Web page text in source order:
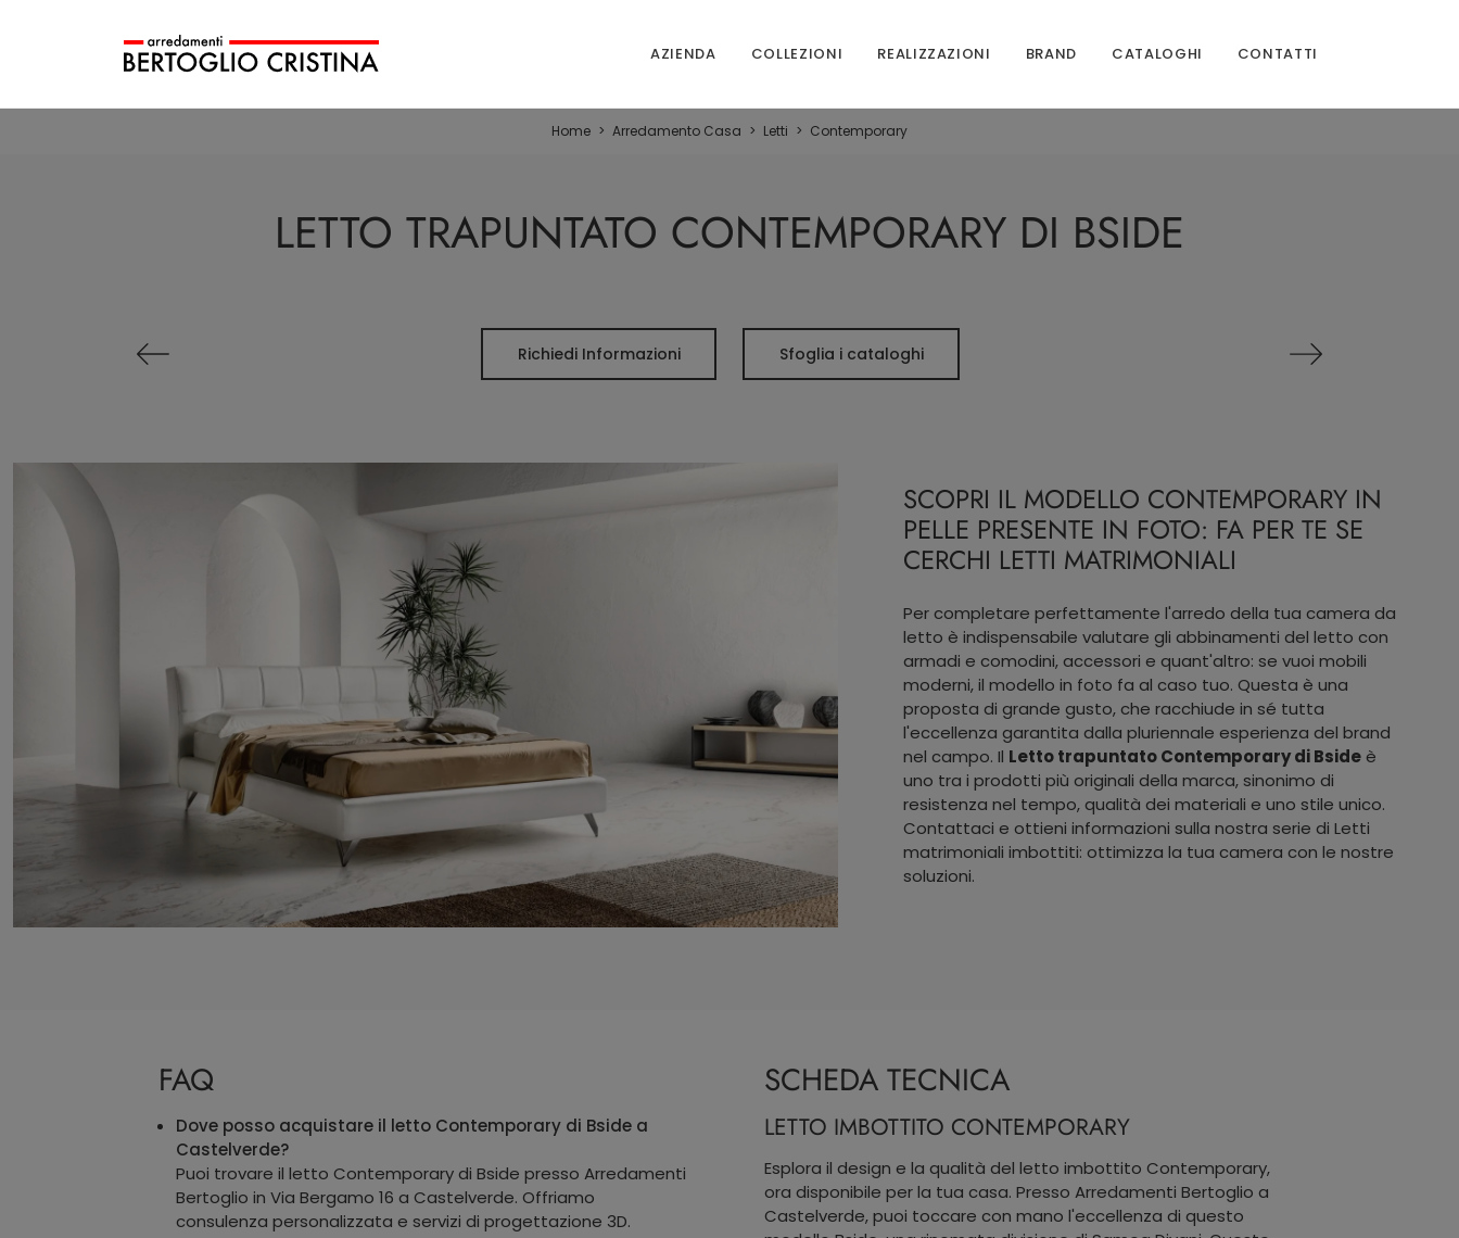
AZIENDA COLLEZIONI REALIZZAZIONI BRAND CATALOGHI CONTATTI
Home > Arredamento Casa > Letti > Contemporary
LETTO TRAPUNTATO CONTEMPORARY DI BSIDE
Richiedi Informazioni Sfoglia i cataloghi
SCOPRI IL MODELLO CONTEMPORARY IN
PELLE PRESENTE IN FOTO: FA PER TE SE
CERCHI LETTI MATRIMONIALI
Per completare perfettamente l'arredo della tua camera da
letto è indispensabile valutare gli abbinamenti del letto con
armadi e comodini, accessori e quant'altro: se vuoi mobili
moderni, il modello in foto fa al caso tuo. Questa è una
proposta di grande gusto, che racchiude in sé tutta
l'eccellenza garantita dalla pluriennale esperienza del brand
nel campo. Il Letto trapuntato Contemporary di Bside è
uno tra i prodotti più originali della marca, sinonimo di
resistenza nel tempo, qualità dei materiali e uno stile unico.
Contattaci e ottieni informazioni sulla nostra serie di Letti
matrimoniali imbottiti: ottimizza la tua camera con le nostre
soluzioni.
FAQ
Dove posso acquistare il letto Contemporary di Bside a
Castelverde?
Puoi trovare il letto Contemporary di Bside presso Arredamenti
Bertoglio in Via Bergamo 16 a Castelverde. Offriamo
consulenza personalizzata e servizi di progettazione 3D.
SCHEDA TECNICA
LETTO IMBOTTITO CONTEMPORARY
Esplora il design e la qualità del letto imbottito Contemporary,
ora disponibile per la tua casa. Presso Arredamenti Bertoglio a
Castelverde, puoi toccare con mano l'eccellenza di questo